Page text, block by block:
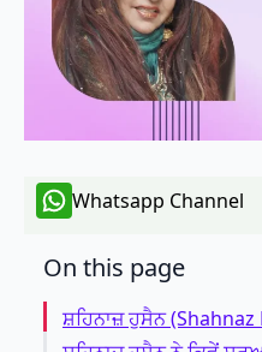
Whatsapp Channel
On this page
ਸ਼ਹਿਨਾਜ਼ ਹੁਸੈਨ (Shahnaz